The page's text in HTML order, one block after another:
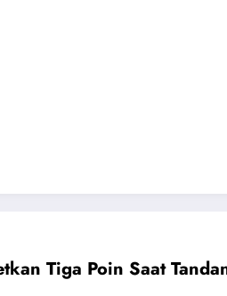
Tiga Poin Saat